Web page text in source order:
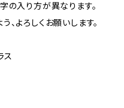
の入り方が異なります。
よろしくお願いします。
ス